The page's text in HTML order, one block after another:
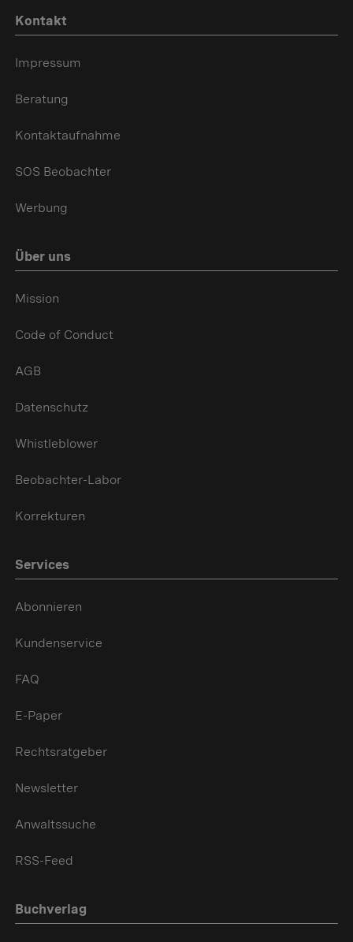
Kontakt
Impressum
Beratung
Kontaktaufnahme
SOS Beobachter
Werbung
Über uns
Mission
Code of Conduct
AGB
Datenschutz
Whistleblower
Beobachter-Labor
Korrekturen
Services
Abonnieren
Kundenservice
FAQ
E-Paper
Rechtsratgeber
Newsletter
Anwaltssuche
RSS-Feed
Buchverlag